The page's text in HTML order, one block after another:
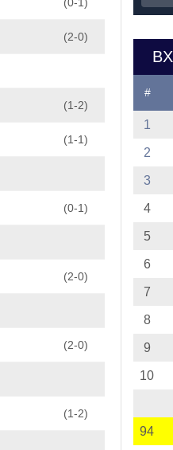
(0-1)
(2-0)
(1-2)
(1-1)
(0-1)
(2-0)
(2-0)
(1-2)
#
1
2
3
4
5
6
7
8
9
10
94